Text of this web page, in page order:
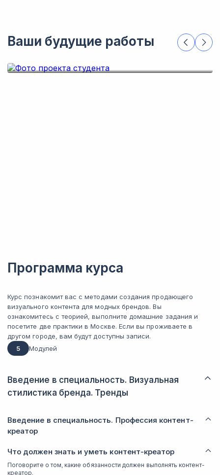
Ваши будущие работы
Программа курса
Курс познакомит вас с методами создания продающего
визуального контента для модных брендов. Вы
ознакомитесь с теорией, выполните домашние задания и
посетите две практики в Москве. Если вы проживаете в
другом городе, вам будут доступны записи.
5
Модулей
Введение в специальность. Визуальная
стилистика бренда. Тренды
Введение в специальность. Профессия контент-
креатор
Что должен знать и уметь контент-креатор
Поговорите о том, какие обязанности должен выполнять контент-
креатор.